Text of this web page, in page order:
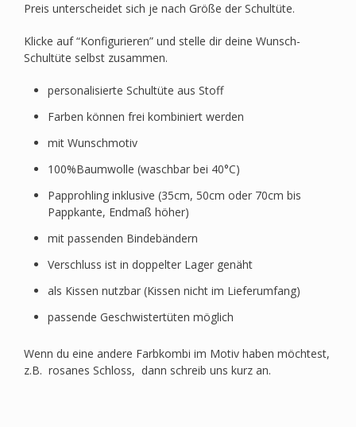
Preis unterscheidet sich je nach Größe der Schultüte.
Klicke auf “Konfigurieren” und stelle dir deine Wunsch-
Schultüte selbst zusammen.
personalisierte Schultüte aus Stoff
Farben können frei kombiniert werden
mit Wunschmotiv
100%Baumwolle (waschbar bei 40°C)
Papprohling inklusive (35cm, 50cm oder 70cm bis
Pappkante, Endmaß höher)
mit passenden Bindebändern
Verschluss ist in doppelter Lager genäht
als Kissen nutzbar (Kissen nicht im Lieferumfang)
passende Geschwistertüten möglich
Wenn du eine andere Farbkombi im Motiv haben möchtest,
z.B. rosanes Schloss, dann schreib uns kurz an.